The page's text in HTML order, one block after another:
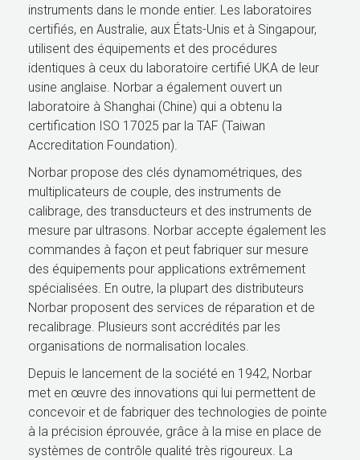
instruments dans le monde entier. Les laboratoires
certifiés, en Australie, aux États-Unis et à Singapour,
utilisent des équipements et des procédures
identiques à ceux du laboratoire certifié UKA de leur
usine anglaise. Norbar a également ouvert un
laboratoire à Shanghai (Chine) qui a obtenu la
certification ISO 17025 par la TAF (Taiwan
Accreditation Foundation).
Norbar propose des clés dynamométriques, des
multiplicateurs de couple, des instruments de
calibrage, des transducteurs et des instruments de
mesure par ultrasons. Norbar accepte également les
commandes à façon et peut fabriquer sur mesure
des équipements pour applications extrêmement
spécialisées. En outre, la plupart des distributeurs
Norbar proposent des services de réparation et de
recalibrage. Plusieurs sont accrédités par les
organisations de normalisation locales.
Depuis le lancement de la société en 1942, Norbar
met en œuvre des innovations qui lui permettent de
concevoir et de fabriquer des technologies de pointe
à la précision éprouvée, grâce à la mise en place de
systèmes de contrôle qualité très rigoureux. La